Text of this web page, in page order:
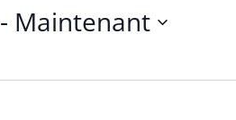
- Maintenant